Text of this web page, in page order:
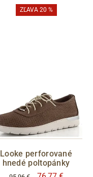
ZĽAVA 20 %
Looke perforované
hnedé poltopánky